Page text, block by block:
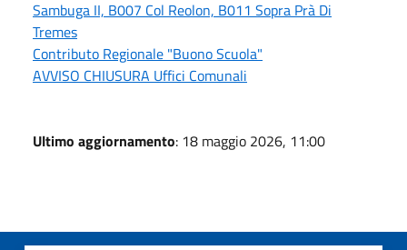
Sambuga II, B007 Col Reolon, B011 Sopra Prà Di
Tremes
Contributo Regionale "Buono Scuola"
AVVISO CHIUSURA Uffici Comunali
Ultimo aggiornamento: 18 maggio 2026, 11:00